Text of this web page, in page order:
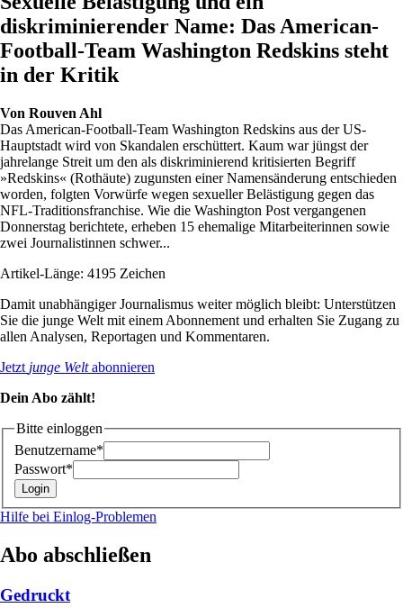
diskriminierender Name: Das American-
Football-Team Washington Redskins steht
in der Kritik
Von Rouven Ahl
Das American-Football-Team Washington Redskins aus der US-
Hauptstadt wird von Skandalen erschüttert. Kaum war jüngst der
jahrelange Streit um den als diskriminierend kritisierten Begriff
»Redskins« (Rothäute) zugunsten einer Namensänderung entschieden
worden, folgten Vorwürfe wegen sexueller Belästigung gegen das
NFL-Traditionsfranchise. Wie die Washington Post vergangenen
Donnerstag berichtete, erheben 15 ehemalige Mitarbeiterinnen sowie
zwei Journalistinnen schwer...
Artikel-Länge: 4195 Zeichen
Damit unabhängiger Journalismus weiter möglich bleibt: Unterstützen
Sie die junge Welt mit einem Abonnement und erhalten Sie Zugang zu
allen Analysen, Reportagen und Kommentaren.
Jetzt junge Weltabonnieren
Dein Abo zählt!
Bitte einloggen
Benutzername*
Passwort*
Hilfe bei Einlog-Problemen
Abo abschließen
Gedruckt